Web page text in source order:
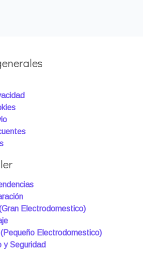
Electrodomestico)
Electrodomestico)
y Seguridad